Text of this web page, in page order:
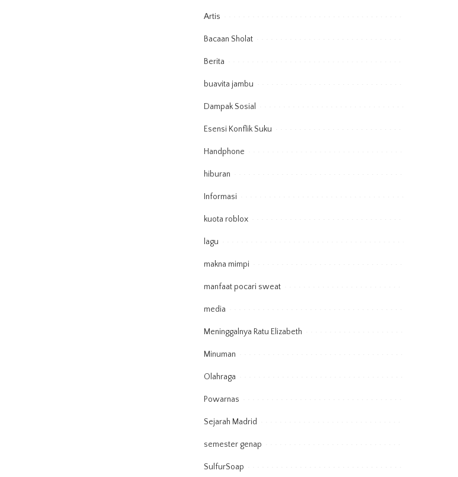
Artis
Bacaan Sholat
Berita
buavita jambu
Dampak Sosial
Esensi Konflik Suku
Handphone
hiburan
Informasi
kuota roblox
lagu
makna mimpi
manfaat pocari sweat
media
Meninggalnya Ratu Elizabeth
Minuman
Olahraga
Powarnas
Sejarah Madrid
semester genap
SulfurSoap